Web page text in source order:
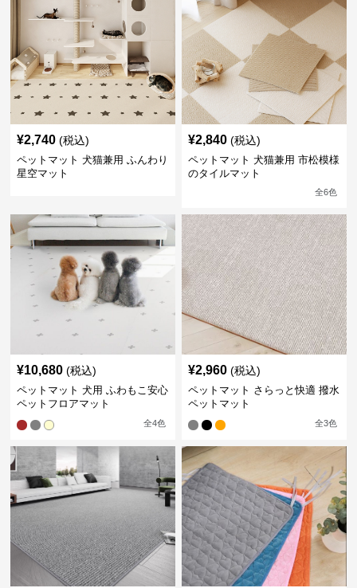
¥2,740 (税込)
ペットマット 犬猫兼用 ふんわり
星空マット
¥2,840 (税込)
ペットマット 犬猫兼用 市松模様
のタイルマット
全6色
¥10,680 (税込)
ペットマット 犬用 ふわもこ安心
ペットフロアマット
全4色
¥2,960 (税込)
ペットマット さらっと快適 撥水
ペットマット
全3色